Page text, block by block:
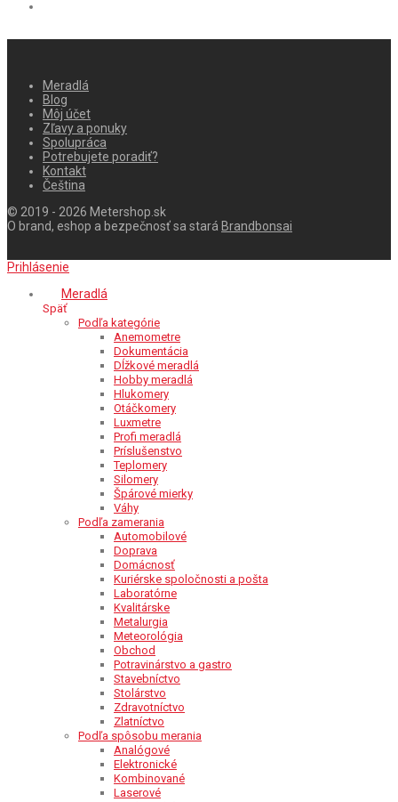
Meradlá
Blog
Môj účet
Zľavy a ponuky
Spolupráca
Potrebujete poradiť?
Kontakt
Čeština
© 2019 - 2026 Metershop.sk
O brand, eshop a bezpečnosť sa stará Brandbonsai
Prihlásenie
Meradlá
Späť
Podľa kategórie
Anemometre
Dokumentácia
Dĺžkové meradlá
Hobby meradlá
Hlukomery
Otáčkomery
Luxmetre
Profi meradlá
Príslušenstvo
Teplomery
Silomery
Špárové mierky
Váhy
Podľa zamerania
Automobilové
Doprava
Domácnosť
Kuriérske spoločnosti a pošta
Laboratórne
Kvalitárske
Metalurgia
Meteorológia
Obchod
Potravinárstvo a gastro
Stavebníctvo
Stolárstvo
Zdravotníctvo
Zlatníctvo
Podľa spôsobu merania
Analógové
Elektronické
Kombinované
Laserové